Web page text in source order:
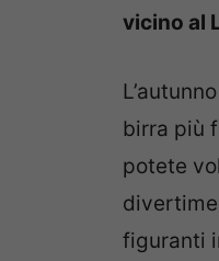
vicino al
birra più
potete
figuranti